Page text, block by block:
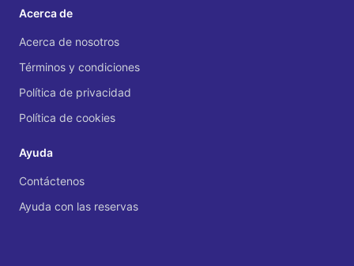
Acerca de
Acerca de nosotros
Términos y condiciones
Política de privacidad
Política de cookies
Ayuda
Contáctenos
Ayuda con las reservas